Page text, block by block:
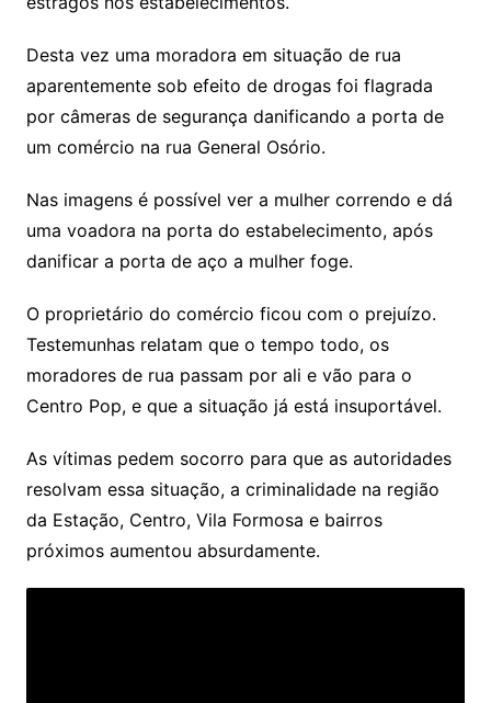
Desta vez uma moradora em situação de rua
aparentemente sob efeito de drogas foi flagrada
por câmeras de segurança danificando a porta de
um comércio na rua General Osório.
Nas imagens é possível ver a mulher correndo e dá
uma voadora na porta do estabelecimento, após
danificar a porta de aço a mulher foge.
O proprietário do comércio ficou com o prejuízo.
Testemunhas relatam que o tempo todo, os
moradores de rua passam por ali e vão para o
Centro Pop, e que a situação já está insuportável.
As vítimas pedem socorro para que as autoridades
resolvam essa situação, a criminalidade na região
da Estação, Centro, Vila Formosa e bairros
próximos aumentou absurdamente.